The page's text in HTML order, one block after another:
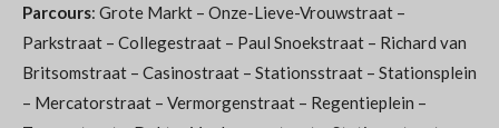
Parcours: Grote Markt – Onze-Lieve-Vrouwstraat –
Parkstraat – Collegestraat – Paul Snoekstraat – Richard van
Britsomstraat – Casinostraat – Stationsstraat – Stationsplein
– Mercatorstraat – Vermorgenstraat – Regentieplein –